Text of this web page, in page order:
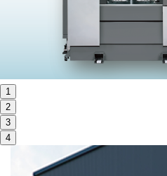
サステナビリティ
1
2
3
4